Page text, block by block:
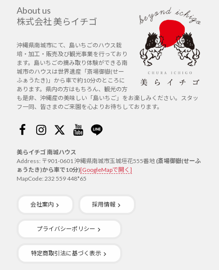
About us
株式会社 美らイチゴ
沖縄県南城市にて、島いちごのハウス栽
培・加工・販売及び観光事業を行っており
ます。島いちごの摘み取り体験ができる南
城市のハウスは世界遺産「斎場御嶽(せー
ふぁうたき)」から車で約10分のところに
あります。県内の方はもちろん、観光の方
も是非、沖縄産の美味しい「島いちご」をお楽しみください。スタッ
フ一同、皆さまのご来園を心よりお待ちしております。
Facebook
Instagram
Twitter
Youtube
Line
美らイチゴ 南城ハウス
Address: 〒901-0601 沖縄県南城市玉城垣花555番地 (斎場御嶽(せーふ
ぁうたき)から車で10分)[GoogleMapで開く]
MapCode: 232 559 448*65
会社案内 採用情報
プライバシーポリシー
特定商取引法に基づく表示